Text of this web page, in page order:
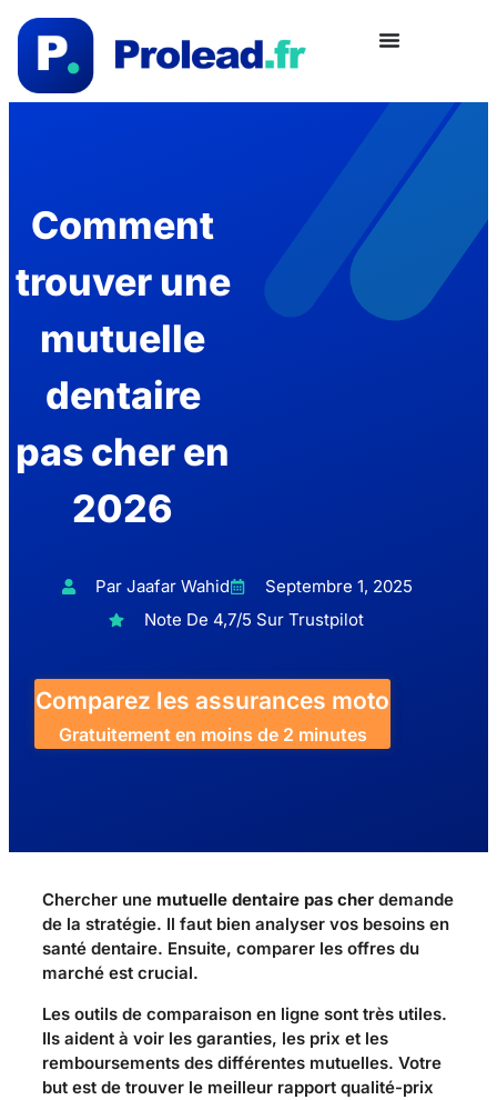
Comment
trouver une
mutuelle
dentaire
pas cher en
2026
Par Jaafar Wahid
Septembre 1, 2025
Note De 4,7/5 Sur Trustpilot
Comparez les assurances moto
Gratuitement en moins de 2 minutes
Chercher une mutuelle dentaire pas cher demande
de la stratégie. Il faut bien analyser vos besoins en
santé dentaire. Ensuite, comparer les offres du
marché est crucial.
Les outils de comparaison en ligne sont très utiles.
Ils aident à voir les garanties, les prix et les
remboursements des différentes mutuelles. Votre
but est de trouver le meilleur rapport qualité-prix